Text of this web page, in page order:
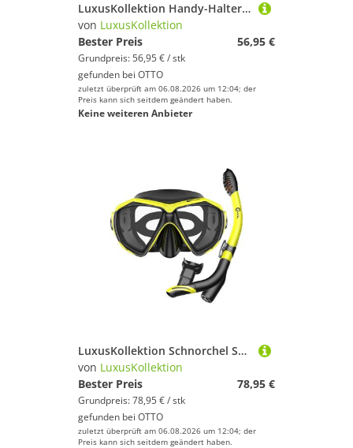
LuxusKollektion Handy-Halterung Handyhalterung Fahrrad Lenker Edelstahl 360 Dreh Smartphone 1
von LuxusKollektion
Bester Preis
56,95 €
Grundpreis: 56,95 € / stk
gefunden bei OTTO
zuletzt überprüft am 06.08.2026 um 12:04; der
Preis kann sich seitdem geändert haben.
Keine weiteren Anbieter
LuxusKollektion Schnorchel Schnorchelset mit Taucherbrille und Dry Schnorchel für Erwachsene
von LuxusKollektion
Bester Preis
78,95 €
Grundpreis: 78,95 € / stk
gefunden bei OTTO
zuletzt überprüft am 06.08.2026 um 12:04; der
Preis kann sich seitdem geändert haben.